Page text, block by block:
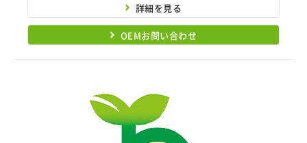
詳細を見る
OEMお問い合わせ